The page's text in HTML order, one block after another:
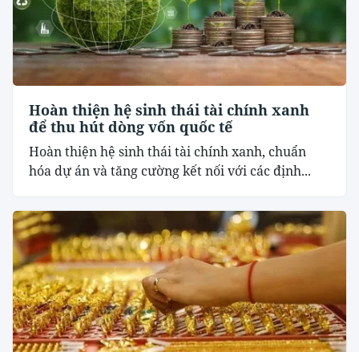
Hoàn thiện hệ sinh thái tài chính xanh
để thu hút dòng vốn quốc tế
Hoàn thiện hệ sinh thái tài chính xanh, chuẩn
hóa dự án và tăng cường kết nối với các định...